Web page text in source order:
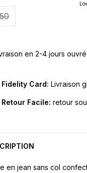
50
en 2-4 jours
Fidelity Card: Livraison
Retour Facile: retour
en jean sans col